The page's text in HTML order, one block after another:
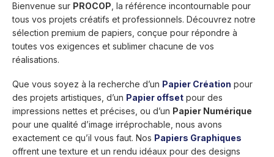
Bienvenue sur PROCOP , la référence incontournable pour
tous vos projets créatifs et professionnels. Découvrez notre
sélection premium de papiers, conçue pour répondre à
toutes vos exigences et sublimer chacune de vos
réalisations.
Que vous soyez à la recherche d’un Papier Création pour
des projets artistiques, d’un Papier offset pour des
impressions nettes et précises, ou d’un Papier Numérique
pour une qualité d’image irréprochable, nous avons
exactement ce qu’il vous faut. Nos Papiers Graphiques
offrent une texture et un rendu idéaux pour des designs